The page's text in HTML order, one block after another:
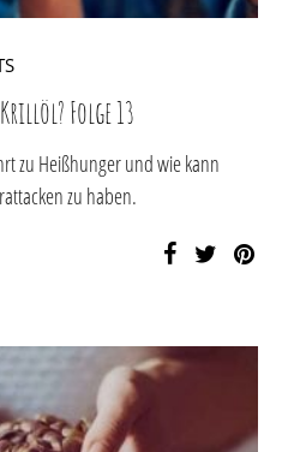
Folge 13
zu Heißhunger und wie kann
zu haben.